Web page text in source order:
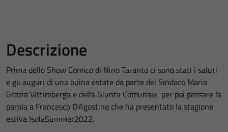
Descrizione
Prima dello Show Comico di Nino Taranto ci sono stati i saluti
e gli auguri di una buina estate da parte del Sindaco Maria
Grazia Vittimberga e della Giunta Comunale, per poi passare la
parola a Francesco D’Agostino che ha presentato la stagione
estiva IsolaSummer2022.